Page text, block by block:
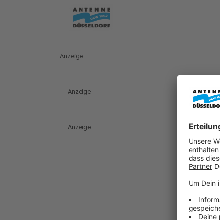
Anzeige
Anzeige
Anzeige